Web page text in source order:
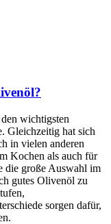
wichtigsten
Gleichzeitig hat sich
in vielen anderen
Kochen als auch für
die große Auswahl im
gutes Olivenöl zu
sorgen dafür,